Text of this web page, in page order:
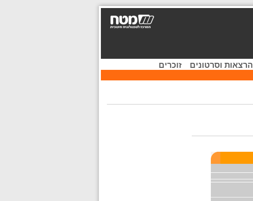
הרצאות וסרטונים זוכרים